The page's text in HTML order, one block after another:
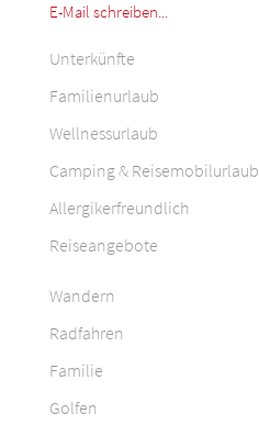
E-Mail schreiben...
Unterkünfte
Familienurlaub
Wellnessurlaub
Camping & Reisemobilurlaub
Allergikerfreundlich
Reiseangebote
Wandern
Radfahren
Familie
Golfen